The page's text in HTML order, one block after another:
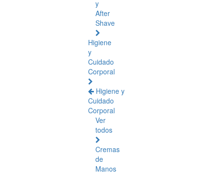
y
After
Shave
Higiene
y
Cuidado
Corporal
Higiene y
Cuidado
Corporal
Ver
todos
Cremas
de
Manos